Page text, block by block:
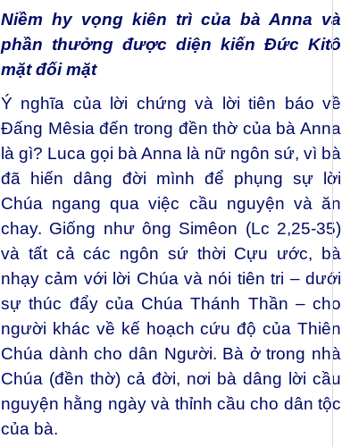
Niềm hy vọng kiên trì của bà Anna và
phần thưởng được diện kiến Đức Kitô
mặt đối mặt
Ý nghĩa của lời chứng và lời tiên báo về
Đấng Mêsia đến trong đền thờ của bà Anna
là gì? Luca gọi bà Anna là nữ ngôn sứ, vì bà
đã hiến dâng đời mình để phụng sự lời
Chúa ngang qua việc cầu nguyện và ăn
chay. Giống như ông Simêon (Lc 2,25-35)
và tất cả các ngôn sứ thời Cựu ước, bà
nhạy cảm với lời Chúa và nói tiên tri – dưới
sự thúc đẩy của Chúa Thánh Thần – cho
người khác về kế hoạch cứu độ của Thiên
Chúa dành cho dân Người. Bà ở trong nhà
Chúa (đền thờ) cả đời, nơi bà dâng lời cầu
nguyện hằng ngày và thỉnh cầu cho dân tộc
của bà.